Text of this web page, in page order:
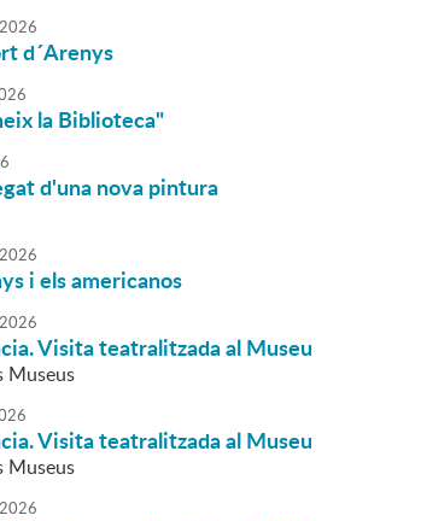
2026
d´Arenys
la Biblioteca"
d'una nova pintura
2026
i els americanos
2026
Visita teatralitzada al Museu
Museus
Visita teatralitzada al Museu
Museus
2026